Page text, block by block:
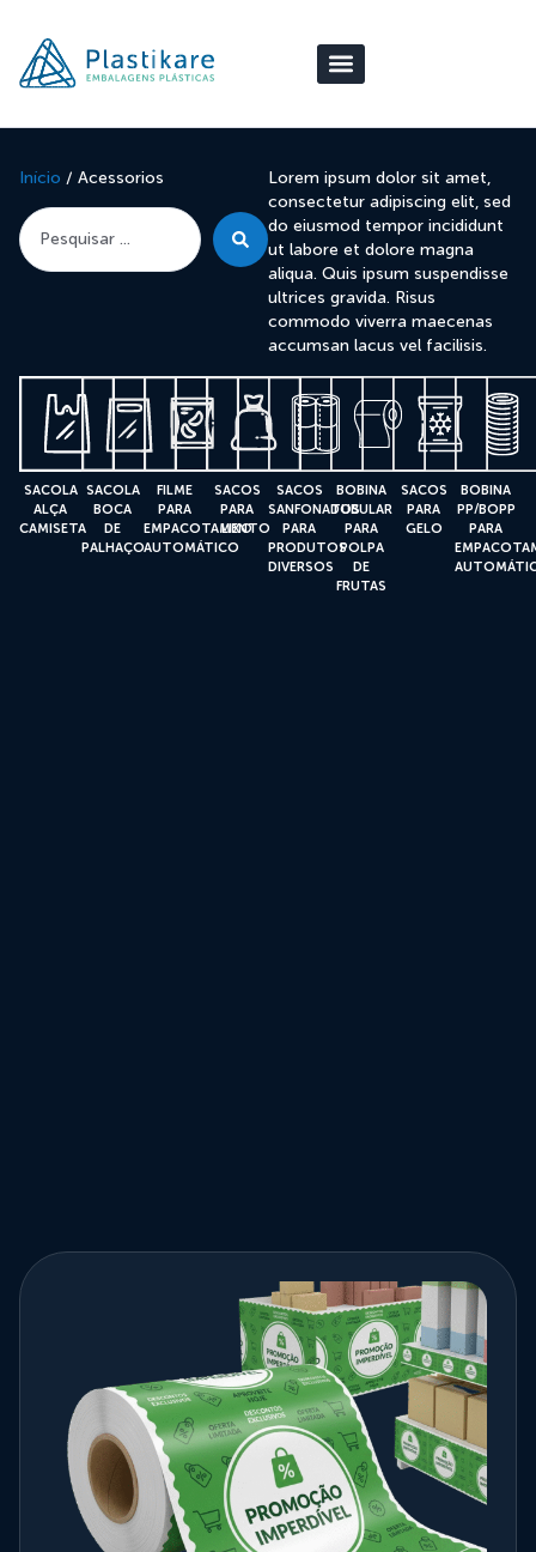
Início / Acessorios
Lorem ipsum dolor sit amet,
consectetur adipiscing elit, sed
do eiusmod tempor incididunt
ut labore et dolore magna
aliqua. Quis ipsum suspendisse
ultrices gravida. Risus
commodo viverra maecenas
accumsan lacus vel facilisis.
SACOLA
ALÇA
CAMISETA
SACOLA
BOCA
DE
PALHAÇO
FILME
PARA
EMPACOTAMENTO
AUTOMÁTICO
SACOS
PARA
LIXO
SACOS
SANFONADOS
PARA
PRODUTOS
DIVERSOS
BOBINA
TUBULAR
PARA
POLPA
DE
FRUTAS
SACOS
PARA
GELO
BOBINA
PP/BOPP
PARA